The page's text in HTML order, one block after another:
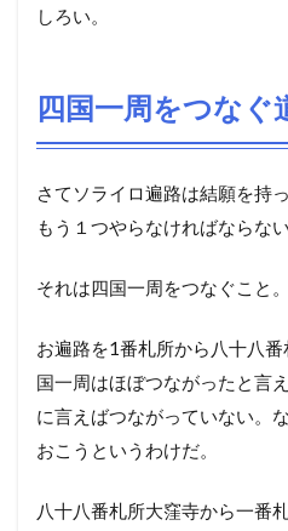
しろい。
四国一周をつなぐ
さてソライロ遍路は結願を持
もう１つやらなければならな
それは四国一周をつなぐこと。
お遍路を1番札所から八十八
国一周はほぼつながったと言
に言えばつながっていない。
おこうというわけだ。
八十八番札所大窪寺から一番